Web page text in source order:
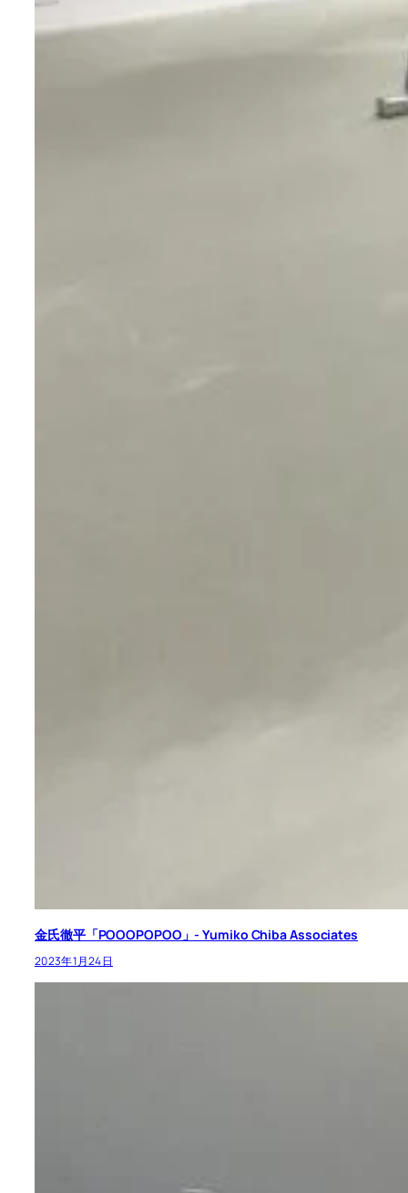
金氏徹平「POOOPOPOO」- Yumiko Chiba Associates
2023年1月24日